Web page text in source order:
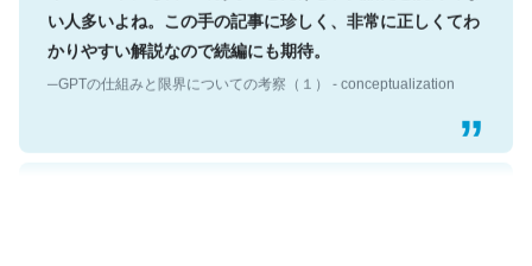
い人多いよね。この手の記事に珍しく、非常に正しくてわ
かりやすい解説なので続編にも期待。
─GPTの仕組みと限界についての考察（１） - conceptualization